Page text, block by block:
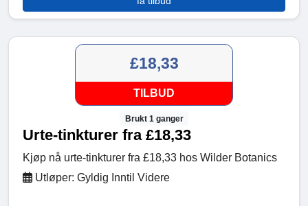
£18,33
TILBUD
Brukt 1 ganger
Urte-tinkturer fra £18,33
Kjøp nå urte-tinkturer fra £18,33 hos Wilder Botanics
Utløper: Gyldig Inntil Videre